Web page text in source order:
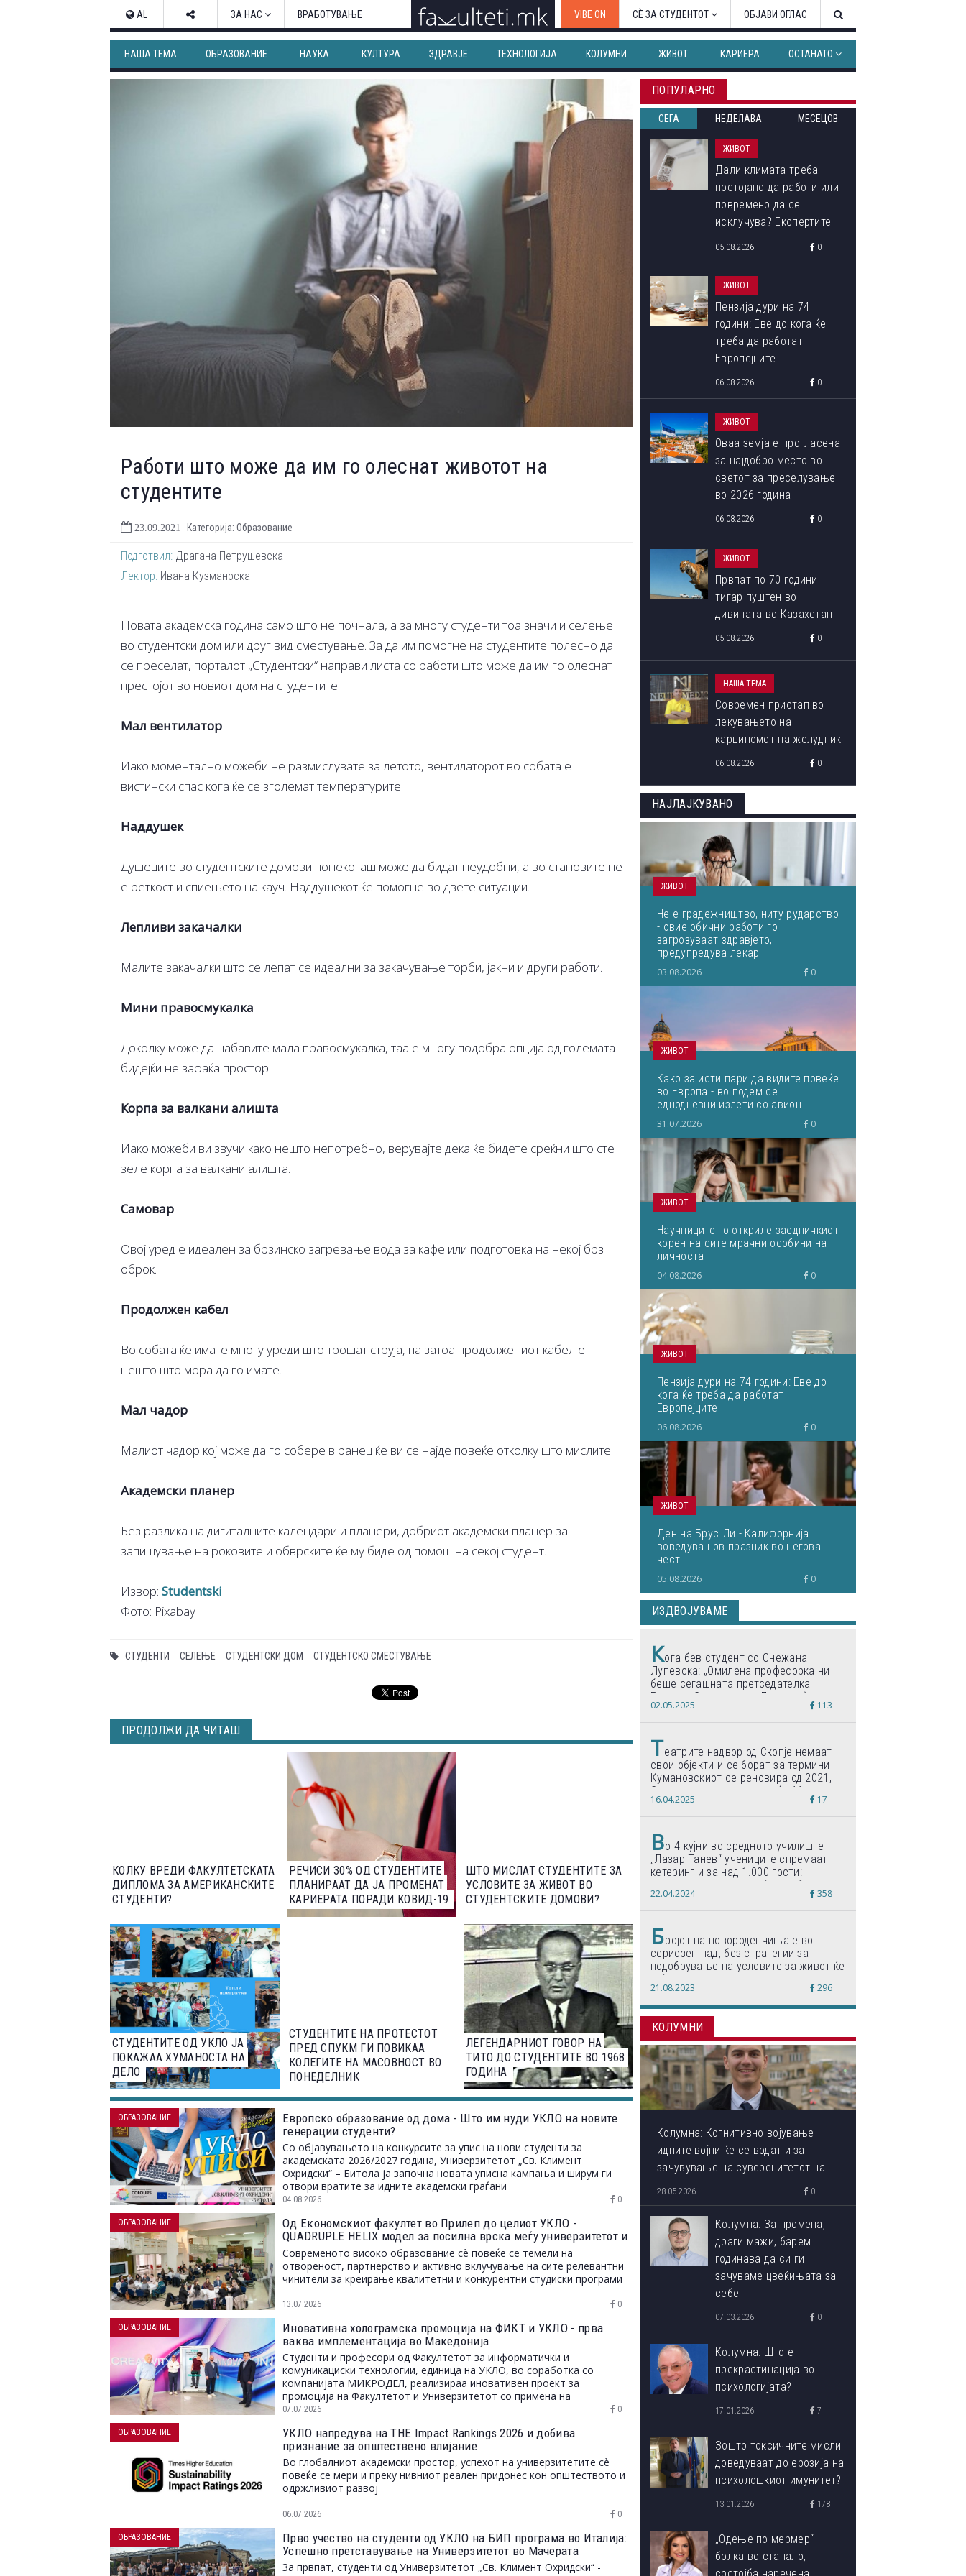
AL ЗА НАС ВРАБОТУВАЊЕ VIBE ON СЀ ЗА СТУДЕНТОТ ОБЈАВИ ОГЛАС
НАША ТЕМА ОБРАЗОВАНИЕ НАУКА КУЛТУРА ЗДРАВЈЕ ТЕХНОЛОГИЈА КОЛУМНИ ЖИВОТ КАРИЕРА ОСТАНАТО
Работи што може да им го олеснат животот на
студентите
23.09.2021 Категорија: Образование
Подготвил: Драгана Петрушевска
Лектор: Ивана Кузманоска
Новата академска година само што не почнала, а за многу студенти тоа значи и селење
во студентски дом или друг вид сместување. За да им помогне на студентите полесно да
се преселат, порталот „Студентски“ направи листа со работи што може да им го олеснат
престојот во новиот дом на студентите.
Мал вентилатор
Иако моментално можеби не размислувате за летото, вентилаторот во собата е
вистински спас кога ќе се зголемат температурите.
Наддушек
Душеците во студентските домови понекогаш може да бидат неудобни, а во становите не
е реткост и спиењето на кауч. Наддушекот ќе помогне во двете ситуации.
Лепливи закачалки
Малите закачалки што се лепат се идеални за закачување торби, јакни и други работи.
Мини правосмукалка
Доколку може да набавите мала правосмукалка, таа е многу подобра опција од големата
бидејќи не зафаќа простор.
Корпа за валкани алишта
Иако можеби ви звучи како нешто непотребно, верувајте дека ќе бидете среќни што сте
зеле корпа за валкани алишта.
Самовар
Овој уред е идеален за брзинско загревање вода за кафе или подготовка на некој брз
оброк.
Продолжен кабел
Во собата ќе имате многу уреди што трошат струја, па затоа продолжениот кабел е
нешто што мора да го имате.
Мал чадор
Малиот чадор кој може да го собере в ранец ќе ви се најде повеќе отколку што мислите.
Академски планер
Без разлика на дигиталните календари и планери, добриот академски планер за
запишување на роковите и обврските ќе му биде од помош на секој студент.
Извор: Studentski
Фото: Pixabay
СТУДЕНТИ СЕЛЕЊЕ СТУДЕНТСКИ ДОМ СТУДЕНТСКО СМЕСТУВАЊЕ
ПРОДОЛЖИ ДА ЧИТАШ
КОЛКУ ВРЕДИ ФАКУЛТЕТСКАТА
ДИПЛОМА ЗА АМЕРИКАНСКИТЕ
СТУДЕНТИ?
РЕЧИСИ 30% ОД СТУДЕНТИТЕ
ПЛАНИРААТ ДА ЈА ПРОМЕНАТ
КАРИЕРАТА ПОРАДИ КОВИД-19
ШТО МИСЛАТ СТУДЕНТИТЕ ЗА
УСЛОВИТЕ ЗА ЖИВОТ ВО
СТУДЕНТСКИТЕ ДОМОВИ?
СТУДЕНТИТЕ ОД УКЛО ЈА
ПОКАЖАА ХУМАНОСТА НА
ДЕЛО
СТУДЕНТИТЕ НА ПРОТЕСТОТ
ПРЕД СПУКМ ГИ ПОВИКАА
КОЛЕГИТЕ НА МАСОВНОСТ ВО
ПОНЕДЕЛНИК
ЛЕГЕНДАРНИОТ ГОВОР НА
ТИТО ДО СТУДЕНТИТЕ ВО 1968
ГОДИНА
Европско образование од дома - Што им нуди УКЛО на новите
генерации студенти?
Со објавувањето на конкурсите за упис на нови студенти за
академската 2026/2027 година, Универзитетот „Св. Климент
Охридски“ – Битола ја започна новата уписна кампања и ширум ги
отвори вратите за идните академски граѓани
04.08.2026 0
ОБРАЗОВАНИЕ
Од Економскиот факултет во Прилеп до целиот УКЛО -
QUADRUPLE HELIX модел за посилна врска меѓу универзитетот и
пазарот на трудот
Современото високо образование сè повеќе се темели на
отвореност, партнерство и активно вклучување на сите релевантни
чинители за креирање квалитетни и конкурентни студиски програми
13.07.2026 0
ОБРАЗОВАНИЕ
Иновативна холограмска промоција на ФИКТ и УКЛО - прва
ваква имплементација во Македонија
Студенти и професори од Факултетот за информатички и
комуникациски технологии, единица на УКЛО, во соработка со
компанијата МИКРОДЕЛ, реализираа иновативен проект за
промоција на Факултетот и Универзитетот со примена на
холограмска технологија.
07.07.2026 0
ОБРАЗОВАНИЕ
УКЛО напредува на THE Impact Rankings 2026 и добива
признание за општествено влијание
Во глобалниот академски простор, успехот на универзитетите сè
повеќе се мери и преку нивниот реален придонес кон општеството и
одржливиот развој
06.07.2026 0
ОБРАЗОВАНИЕ
Прво учество на студенти од УКЛО на БИП програма во Италија:
Успешно претставување на Универзитетот во Мачерата
За првпат, студенти од Универзитетот „Св. Климент Охридски“ -
ОБРАЗОВАНИЕ
ПОПУЛАРНО
СЕГА НЕДЕЛАВА МЕСЕЦОВ
ЖИВОТ
Дали климата треба
постојано да работи или
повремено да се
исклучува? Експертите
троши помалку струја
05.08.2026 0
ЖИВОТ
Пензија дури на 74
години: Еве до кога ќе
треба да работат
Европејците
06.08.2026 0
ЖИВОТ
Оваа земја е прогласена
за најдобро место во
светот за преселување
во 2026 година
06.08.2026 0
ЖИВОТ
Првпат по 70 години
тигар пуштен во
дивината во Казахстан
05.08.2026 0
НАША ТЕМА
Современ пристап во
лекувањето на
карциномот на желудник
06.08.2026 0
НАЈЛАЈКУВАНО
ЖИВОТ
Не е градежништво, ниту рударство
- овие обични работи го
загрозуваат здравјето,
предупредува лекар
03.08.2026 0
ЖИВОТ
Како за исти пари да видите повеќе
во Европа - во подем се
еднодневни излети со авион
31.07.2026 0
ЖИВОТ
Научниците го откриле заедничкиот
корен на сите мрачни особини на
личноста
04.08.2026 0
ЖИВОТ
Пензија дури на 74 години: Еве до
кога ќе треба да работат
Европејците
06.08.2026 0
ЖИВОТ
Ден на Брус Ли - Калифорнија
воведува нов празник во негова
чест
05.08.2026 0
ИЗДВОЈУВАМЕ
Кога бев студент со Снежана
Лупевска: „Омилена професорка ни
беше сегашната претседателка
Гордана Сиљановска-Давкова“
02.05.2025 113
Театрите надвор од Скопје немаат
свои објекти и се борат за термини -
Кумановскиот се реновира од 2021,
Струмичкиот се гради веќе 11 години
16.04.2025 17
Во 4 кујни во средното училиште
„Лазар Танев“ учениците спремаат
кетеринг и за над 1.000 гости:
„Формиравме компанија и работиме
по светски стандарди“
22.04.2024 358
Бројот на новороденчиња е во
сериозен пад, без стратегии за
подобрување на условите за живот ќе
дојде до затворање на училишта,
предупредуваат експертите
21.08.2023 296
КОЛУМНИ
Колумна: Когнитивно војување -
идните војни ќе се водат и за
зачувување на суверенитетот на
сопствениот ум
28.05.2026 0
Колумна: За промена,
драги мажи, барем
годинава да си ги
зачуваме цвеќињата за
себе
07.03.2026 0
Колумна: Што е
прекрастинација во
психологијата?
17.01.2026 7
Зошто токсичните мисли
доведуваат до ерозија на
психолошкиот имунитет?
13.01.2026 178
„Одење по мермер“ -
болка во стапало,